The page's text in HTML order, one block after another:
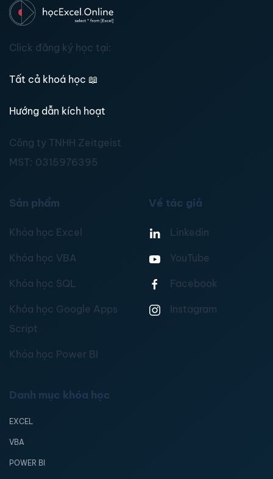
Click đăng ký học tại:
Tất cả khoá học 📖
Hướng dẫn kích hoạt
Công ty TNHH Zeitgeist
MST: 0315976395
Sản phẩm
Khóa học Excel
Khóa học VBA
Khóa học SQL
Khóa học Google Apps
Script
Khóa học Power BI
Về tác giả
Linkedin
YouTube
Facebook
Instagram
Danh mục khóa học
EXCEL
VBA
POWER BI